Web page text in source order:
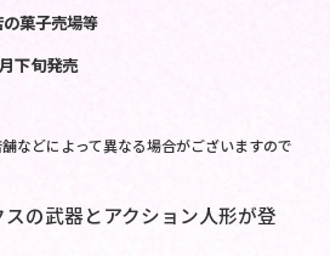
菓子売場等
月下旬発売
などによって異なる場合がございますので
の武器とアクション人形が登